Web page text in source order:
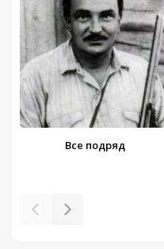
Все подряд